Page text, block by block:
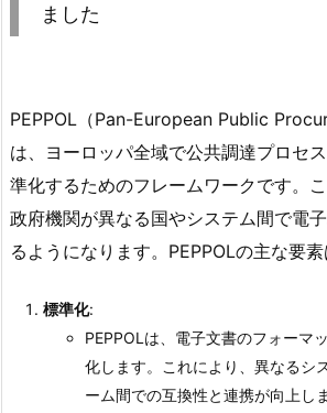
ました
PEPPOL（Pan-European Public
は、ヨーロッパ全域で公共調達プロセ
準化するためのフレームワークです。
政府機関が異なる国やシステム間で電
るようになります。PEPPOLの主な要
標準化:
PEPPOLは、電子文書のフォーマ
化します。これにより、異なるシ
ーム間での互換性と連携が向上しま